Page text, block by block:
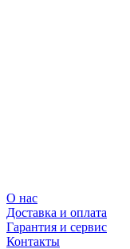
О нас
Доставка и оплата
Гарантия и сервис
Контакты